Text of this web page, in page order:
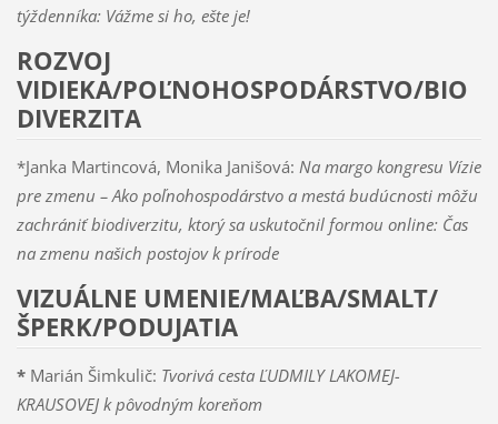
týždenníka: Vážme si ho, ešte je!
ROZVOJ
VIDIEKA/POĽNOHOSPODÁRSTVO/BIO
DIVERZITA
*Janka Martincová, Monika Janišová: Na margo kongresu Vízie
pre zmenu – Ako poľnohospodárstvo a mestá budúcnosti môžu
zachrániť biodiverzitu, ktorý sa uskutočnil formou online: Čas
na zmenu našich postojov k prírode
VIZUÁLNE UMENIE/MAĽBA/SMALT/
ŠPERK/PODUJATIA
* Marián Šimkulič: Tvorivá cesta ĽUDMILY LAKOMEJ-
KRAUSOVEJ k pôvodným koreňom